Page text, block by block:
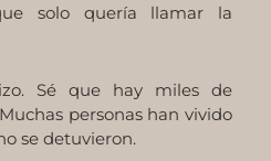
solo quería llamar la
Sé que hay miles de
personas han vivido
se detuvieron.